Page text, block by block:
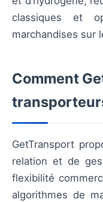
classiques et
marchandises sur
Comment
GetTransport
relation et de
flexibilité
algorithmes de